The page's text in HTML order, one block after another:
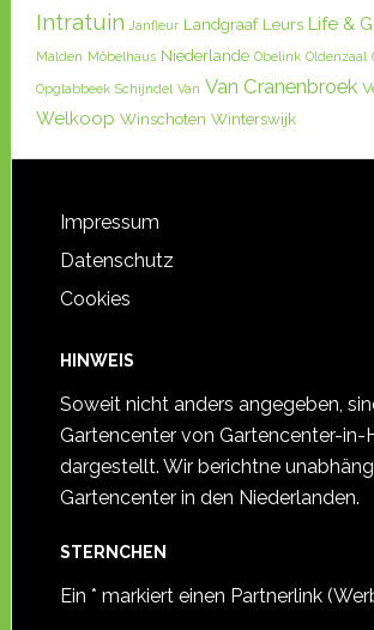
Intratuin Janfleur Landgraaf Leurs Life &
Malden Möbelhaus Niederlande Obelink Oldenzaal
Opglabbeek Schijndel Van Van Cranenbroek
Welkoop Winschoten Winterswijk
Impressum
Datenschutz
Cookies
HINWEIS
Soweit nicht anders angegeben,
Gartencenter von Gartencenter-in-
dargestellt. Wir berichtne
Gartencenter in den Niederlanden.
STERNCHEN
Ein * markiert einen Partnerlink